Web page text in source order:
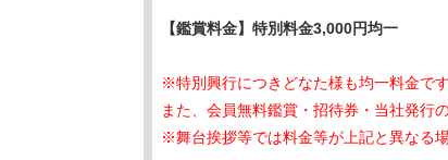
【鑑賞料金】特別料金3,000円均一
※特別興行につきどなた様も均一料金で
また、会員無料鑑賞・招待券・当社発行
※舞台挨拶等では料金等が上記と異なる